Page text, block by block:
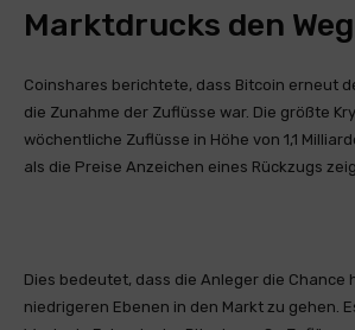
Marktdrucks den Weg
Coinshares berichtete, dass Bitcoin erneut
die Zunahme der Zuflüsse war. Die größte
wöchentliche Zuflüsse in Höhe von 1,1
als die Preise Anzeichen eines Rückzugs
Dies bedeutet, dass die Anleger die Chance
niedrigeren Ebenen in den Markt zu gehen.